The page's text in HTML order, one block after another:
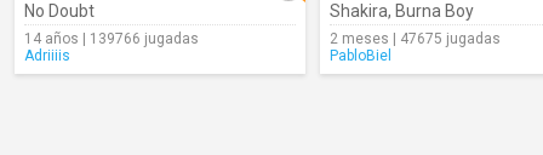
No Doubt
14 años | 139766 jugadas
Adriiiis
Shakira, Burna Boy
2 meses | 47675 jugadas
PabloBiel